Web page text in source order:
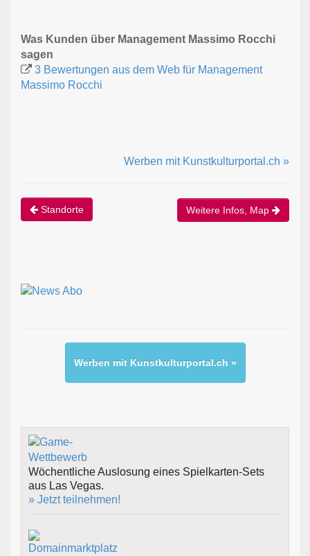
Was Kunden über Management Massimo Rocchi
sagen
3 Bewertungen aus dem Web für Management
Massimo Rocchi
Werben mit Kunstkulturportal.ch »
Standorte Weitere Infos, Map
Werben mit Kunstkulturportal.ch »
Wöchentliche Auslosung eines Spielkarten-Sets
aus Las Vegas.
» Jetzt teilnehmen!